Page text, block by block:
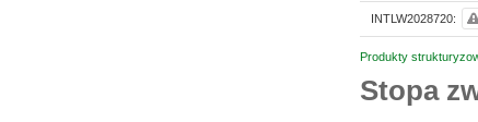
Produkty
Stopa
INTLW2028720: